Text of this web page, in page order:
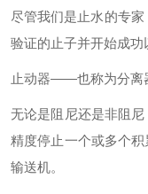
尽管我们是止水的专
验证的止子并开始成功
止动器——也称为分离
无论是阻尼还是非阻
精度停止一个或多个
输送机。